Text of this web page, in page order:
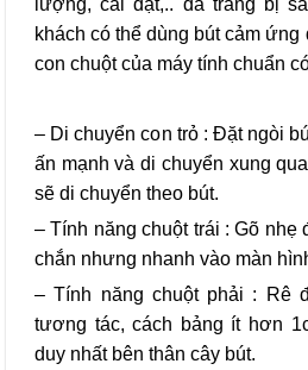
khách có thể dùng bút cảm
con chuột của máy tính chuẩn
– Di chuyển con trỏ : Đặt ngòi
ấn mạnh và di chuyển xung
sẽ di chuyển theo bút.
– Tính năng chuột trái : Gõ nhẹ
chắn nhưng nhanh vào màn
– Tính năng chuột phải : Rê
tương tác, cách bảng ít hơn
duy nhất bên thân cây bút.